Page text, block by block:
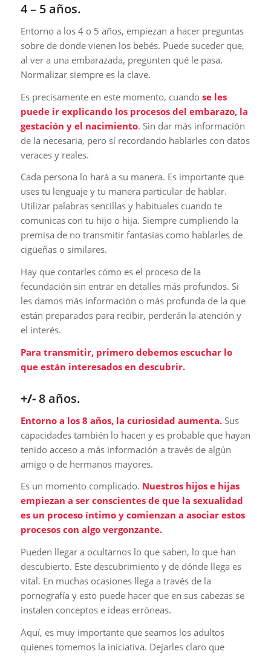
4 – 5 años.
Entorno a los 4 o 5 años, empiezan a hacer preguntas
sobre de donde vienen los bebés. Puede suceder que,
al ver a una embarazada, pregunten qué le pasa.
Normalizar siempre es la clave.
Es precisamente en este momento, cuando se les
puede ir explicando los procesos del embarazo, la
gestación y el nacimiento. Sin dar más información
de la necesaria, pero sí recordando hablarles con datos
veraces y reales.
Cada persona lo hará a su manera. Es importante que
uses tu lenguaje y tu manera particular de hablar.
Utilizar palabras sencillas y habituales cuando te
comunicas con tu hijo o hija. Siempre cumpliendo la
premisa de no transmitir fantasías como hablarles de
cigüeñas o similares.
Hay que contarles cómo es el proceso de la
fecundación sin entrar en detalles más profundos. Si
les damos más información o más profunda de la que
están preparados para recibir, perderán la atención y
el interés.
Para transmitir, primero debemos escuchar lo
que están interesados en descubrir.
+/-8 años.
Entorno a los 8 años, la curiosidad aumenta.Sus
capacidades también lo hacen y es probable que hayan
tenido acceso a más información a través de algún
amigo o de hermanos mayores.
Es un momento complicado. Nuestros hijos e hijas
empiezan a ser conscientes de que la sexualidad
es un proceso íntimo y comienzan a asociar estos
procesos con algo vergonzante.
Pueden llegar a ocultarnos lo que saben, lo que han
descubierto. Este descubrimiento y de dónde llega es
vital. En muchas ocasiones llega a través de la
pornografía y esto puede hacer que en sus cabezas se
instalen conceptos e ideas erróneas.
Aquí, es muy importante que seamos los adultos
quienes tomemos la iniciativa. Dejarles claro que